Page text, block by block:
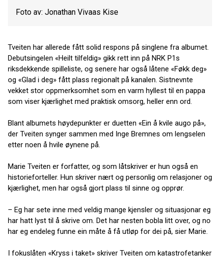
Foto av: Jonathan Vivaas Kise
Tveiten har allerede fått solid respons på singlene fra albumet.
Debutsingelen «Heilt tilfeldig» gikk rett inn på NRK P1s
riksdekkende spilleliste, og senere har også låtene «Føkk deg»
og «Glad i deg» fått plass regionalt på kanalen. Sistnevnte
vekket stor oppmerksomhet som en varm hyllest til en pappa
som viser kjærlighet med praktisk omsorg, heller enn ord.
Blant albumets høydepunkter er duetten «Ein å kvile augo på»,
der Tveiten synger sammen med Inge Bremnes om lengselen
etter noen å hvile øynene på.
Marie Tveiten er forfatter, og som låtskriver er hun også en
historieforteller. Hun skriver nært og personlig om relasjoner og
kjærlighet, men har også gjort plass til sinne og opprør.
– Eg har sete inne med veldig mange kjensler og situasjonar eg
har hatt lyst til å skrive om. Det har nesten bobla litt over, og no
har eg endeleg funne ein måte å få utløp for dei på, sier Marie.
I fokuslåten «Kryss i taket» skriver Tveiten om katastrofetanker